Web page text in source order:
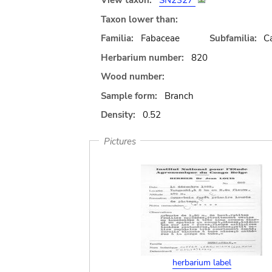
Taxon lower than:
Familia:
Fabaceae Subfamilia:
Herbarium number:
820
Wood number:
Sample form:
Branch
Density:
0.52
Pictures
herbarium label